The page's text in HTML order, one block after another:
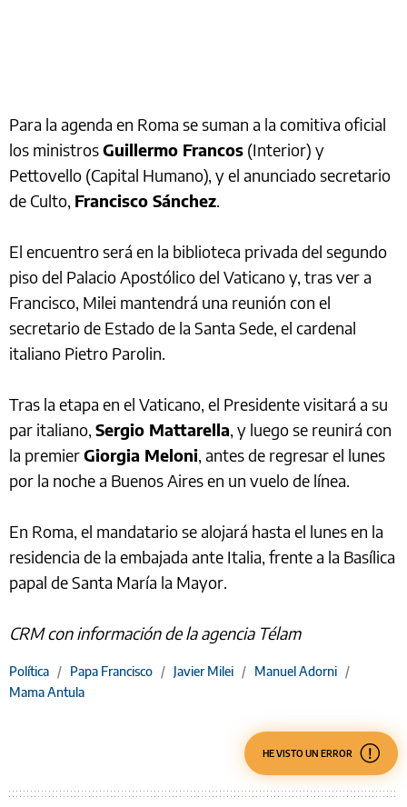
Para la agenda en Roma se suman a la comitiva oficial
los ministrosGuillermo Francos (Interior) y
Pettovello (Capital Humano), y el anunciado secretario
de Culto, Francisco Sánchez.
El encuentro será en la biblioteca privada del segundo
piso del Palacio Apostólico del Vaticano y, tras ver a
Francisco, Milei mantendrá una reunión con el
secretario de Estado de la Santa Sede, el cardenal
italiano Pietro Parolin.
Tras la etapa en el Vaticano, el Presidente visitará a su
par italiano, Sergio Mattarella, y luego se reunirá con
la premierGiorgia Meloni, antes de regresar el lunes
por la noche a Buenos Aires en un vuelo de línea.
En Roma, el mandatario se alojará hasta el lunes en la
residencia de la embajada ante Italia, frente a la Basílica
papal de Santa María la Mayor.
CRM con información de la agencia Télam
Política / Papa Francisco / Javier Milei / Manuel Adorni /
Mama Antula
HE VISTO UN ERROR